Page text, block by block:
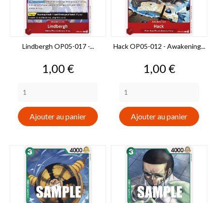
Lindbergh OP05-017 -...
Prix
1,00 €
Ajouter au panier
Hack OP05-012 - Awakening...
Prix
1,00 €
Ajouter au panier